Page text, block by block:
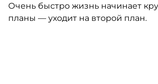
Очень быстро жизнь начинает
планы — уходит на второй план.